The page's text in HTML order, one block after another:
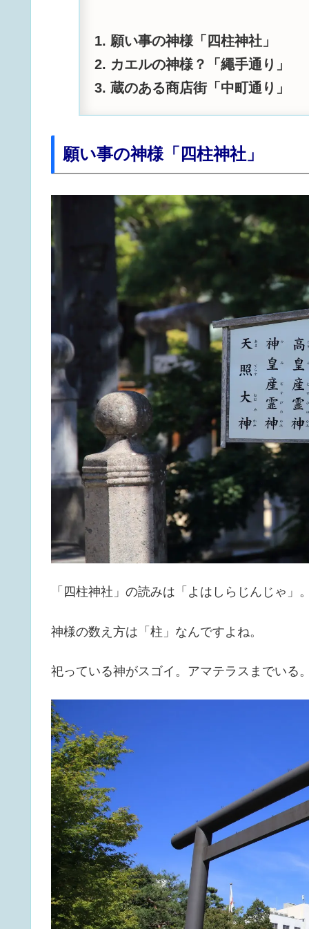
願い事の神様「四柱神社」
カエルの神様？「繩手通り」
蔵のある商店街「中町通り」
願い事の神様「四柱神社」
「四柱神社」の読みは「よはしらじんじゃ」
神様の数え方は「柱」なんですよね。
祀っている神がスゴイ。アマテラスまでいる